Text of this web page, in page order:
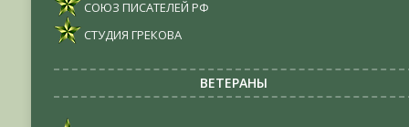
СОЮЗ ПИСАТЕЛЕЙ РФ
СТУДИЯ ГРЕКОВА
ВЕТЕРАНЫ